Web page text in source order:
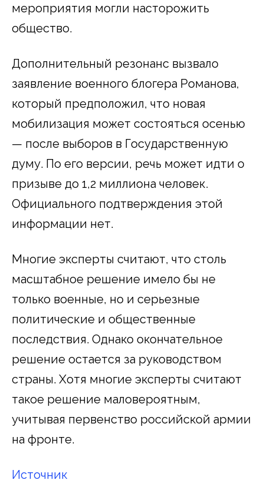
мероприятия могли насторожить
общество.
Дополнительный резонанс вызвало
заявление военного блогера Романова,
который предположил, что новая
мобилизация может состояться осенью
— после выборов в Государственную
думу. По его версии, речь может идти о
призыве до 1,2 миллиона человек.
Официального подтверждения этой
информации нет.
Многие эксперты считают, что столь
масштабное решение имело бы не
только военные, но и серьезные
политические и общественные
последствия. Однако окончательное
решение остается за руководством
страны. Хотя многие эксперты считают
такое решение маловероятным,
учитывая первенство российской армии
на фронте.
Источник